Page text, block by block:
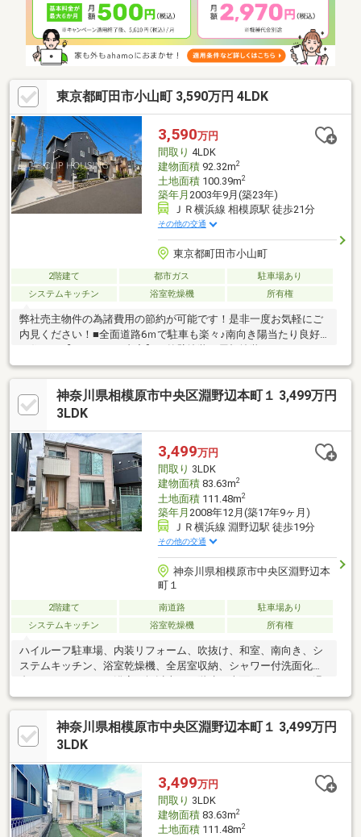
東京都町田市小山町 3,590万円 4LDK
3,590万円
間取り 4LDK
建物面積92.32m2
土地面積100.39m2
築年月 2003年9月(築23年)
ＪＲ横浜線 相模原駅 徒歩21分
その他の交通
東京都町田市小山町
2階建て 都市ガス
駐車場あり
システムキッチン
浴室乾燥機 所有権
弊社売主物件の為諸費用の節約が可能です！是非一度お気軽にご
内見ください！■全面道路6ｍで駐車も楽々♪南向き陽当たり良好
防水工事・クロス張替え・フロアタイル上張り・和室(畳)・リペ
ア工事・キッチン交換・ユニットバス交換・洗面化粧台交換 ・ト
イレ交換(1F・2F)・照明交換・スイッチ交換・ハウスクリーニン
グ 他＼＼初めてのマイホーム探しもご安心ください！／／お客
客様と一緒に快適な住まい探しをトータル的にサポート致しま
す！
神奈川県相模原市中央区淵野辺本町１ 3,499万円
3LDK
3,499万円
間取り 3LDK
建物面積83.63m2
土地面積111.48m2
築年月 2008年12月(築17年9ヶ月)
ＪＲ横浜線 淵野辺駅 徒歩19分
その他の交通
神奈川県相模原市中央区淵野辺本
町１
2階建て 南道路
駐車場あり
システムキッチン
浴室乾燥機 所有権
ハイルーフ駐車場、内装リフォーム、吹抜け、和室、南向き、シ
ステムキッチン、浴室乾燥機、全居室収納、シャワー付洗面化粧
水洗浄便座、リビング階段、食器洗乾燥機、浄水器
神奈川県相模原市中央区淵野辺本町１ 3,499万円
3LDK
3,499万円
間取り 3LDK
建物面積83.63m2
土地面積111.48m2